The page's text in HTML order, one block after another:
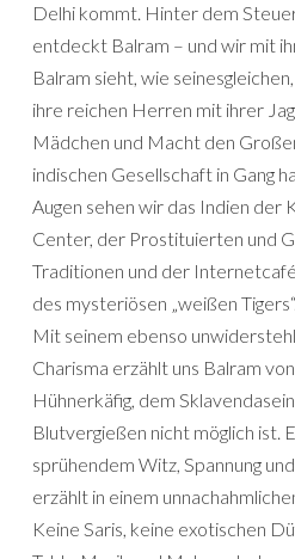
Delhi kommt. Hinter dem
entdeckt Balram – und wir mit
Balram sieht, wie
ihre reichen Herren mit ihrer
Mädchen und Macht den
indischen Gesellschaft in Gang
Augen sehen wir das Indien der
Center, der Prostituierten und
Traditionen und der
des mysteriösen „weißen Tigers“.
Mit seinem ebenso
Charisma erzählt uns Balram
Hühnerkäfig, dem
Blutvergießen nicht möglich ist.
sprühendem Witz, Spannung
erzählt in einem
Keine Saris, keine exotischen